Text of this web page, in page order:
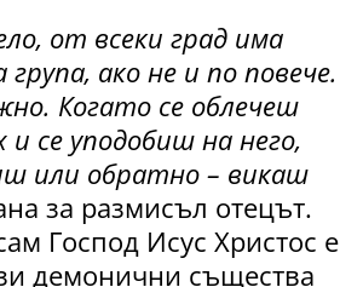
от всеки град има
група, ако не и по повече.
Когато се облечеш
и се уподобиш на него,
или обратно – викаш
за размисъл отецът.
Господ Исус Христос е
демонични същества